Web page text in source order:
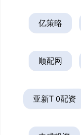
亿策略
顺配网
亚新T 0配资